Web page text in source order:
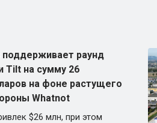
раунд
Tilt на сумму 26
на фоне растущего
Whatnot
$26 млн, при этом